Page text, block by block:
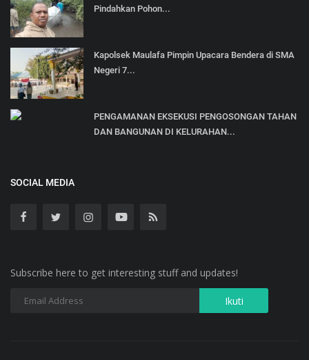
Pindahkan Pohon...
Kapolsek Maulafa Pimpin Upacara Bendera di SMA
Negeri 7...
PENGAMANAN EKSEKUSI PENGOSONGAN TAHAN
DAN BANGUNAN DI KELURAHAN...
SOCIAL MEDIA
Subscribe here to get interesting stuff and updates!